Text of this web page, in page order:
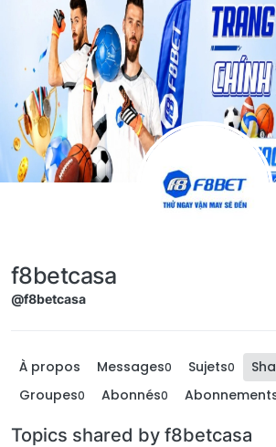
Aller directement au contenu
f8betcasa
@f8betcasa
À propos Messages0 Sujets0
Groupes0 Abonnés0
Topics shared by f8betcasa